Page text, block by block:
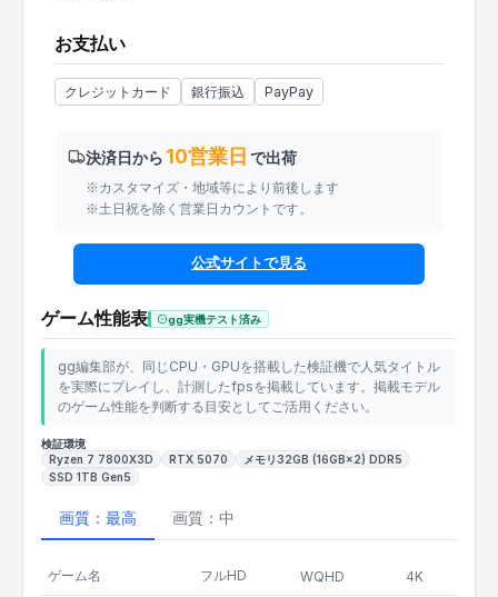
電源
CPUクーラー
お支払い
クレジットカード 銀行振込 PayPay
決済日から 10営業日 で出荷
※カスタマイズ・地域等により前後します
※土日祝を除く営業日カウントです。
公式サイトで見る
ゲーム性能表 gg実機テスト済み
gg編集部が、同じCPU・GPUを搭載した検証機で人気タイトル
を実際にプレイし、計測したfpsを掲載しています。掲載モデル
のゲーム性能を判断する目安としてご活用ください。
検証環境
Ryzen 7 7800X3D
RTX 5070
メモリ32GB (16GB×2) DDR5
SSD 1TB Gen5
画質：最高 画質：中
ゲーム名 フルHD WQHD 4K